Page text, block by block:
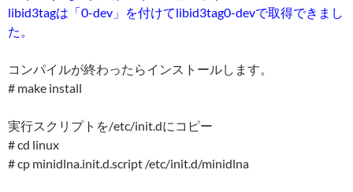
libid3tagは「0-dev」を付けてlibid3tag0-devで取得できまし
た。
コンパイルが終わったらインストールします。
# make install
実行スクリプトを/etc/init.dにコピー
# cd linux
# cp minidlna.init.d.script /etc/init.d/minidlna